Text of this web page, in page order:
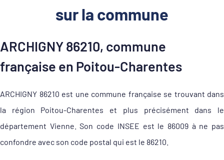
sur la commune
ARCHIGNY 86210, commune
française en Poitou-Charentes
ARCHIGNY 86210 est une commune française se trouvant dans
la région Poitou-Charentes et plus précisément dans le
département Vienne. Son code INSEE est le 86009 à ne pas
confondre avec son code postal qui est le 86210.